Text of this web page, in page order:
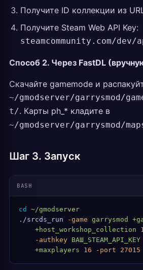
Получите ID коллекции из
Получите Steam Web API Key:
steamcommunity.com/dev/
Способ 2. Через FastDL
Скачайте gamemode и
~/gmodserver/garrysmod/
t/. Карты ph_* кладите в
~/gmodserver/garrysmod/
Шаг 3. Запуск
BASH
cd
~/gmodserver
./srcds_run -game garrysmod
    +host_workshop_collection
    -authkey
ВАШ_STEAM_API_KEY
    +maxplayers
16 -port 27015